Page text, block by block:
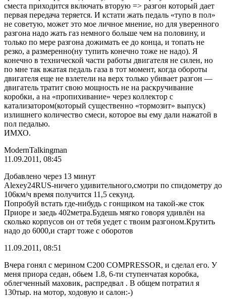
сместа приходится включать вторую => разгон который дает
первая передача теряется. И кстати жать педаль «тупо в пол»
не советую, может это мое личное мнение, но для уверенного
разгона надо жать газ немного больше чем на половину, и
только по мере разгона дожимать ее до конца, и топать не
резко, а размеренно(ну тупить конечно тоже не надо). Я
конечно в технической части работы двигателя не силен, но
по мне так вжатая педаль газа в тот момент, когда обороты
двигателя еще не взлетели на верх только убивает разгон —
двигатель тратит свою мощность не на раскручивание
коробки, а на «пропихивание» через коллектор с
катализатором(который существенно «тормозит» выпуск)
излишнего количество смеси, которое вы ему дали нажатой в
пол педалью.
ИМХО.
МodernTalkingman
11.09.2011, 08:45
Добавлено через 13 минут
Alexey24RUS-ничего удивительного,смотри по спидометру до
106км/ч время получится 11,5 секунд.
Попробуй встать где-нибудь с гонщиком на такой-же сток
Приоре и заедь 402метра.Будешь мягко говоря удивлён на
сколько корпусов он от тебя уедет с твоим разгоном.Крутить
надо до 6000,и старт тоже с оборотов
11.09.2011, 08:51
Вчера гонял с мерином С200 COMPRESSOR, и сделал его. У
меня приора седан, обьем 1.8, 6-ти ступенчатая коробка,
облегченный маховик, распредвал . В общем потратил я
130тыр. на мотор, ходовую и салон:-)